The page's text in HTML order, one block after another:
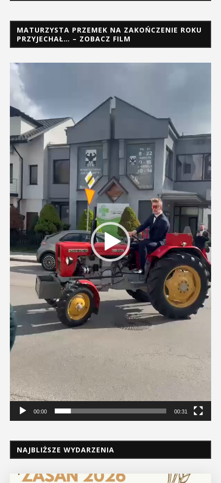
MATURZYSTA PRZEMEK NA ZAKOŃCZENIE ROKU
PRZYJECHAŁ… – ZOBACZ FILM
Odtwarzacz
00:00 00:31
NAJBLIŻSZE WYDARZENIA